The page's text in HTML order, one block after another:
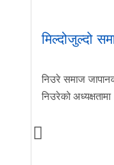
मिल्दोजुल्दो
निउरे समाज
निउरेको